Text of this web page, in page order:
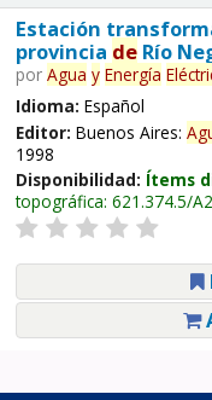
Estación
provincia deRío
por Agua y Energía
Idioma: Español
Editor: Buenos Aires:
1998
Disponibilidad: Ítems
topográfica: 621.374.5/